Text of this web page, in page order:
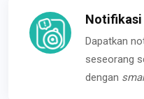
Notifikasi
Dapatkan
seseorang
dengan